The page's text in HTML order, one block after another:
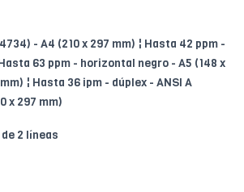
- A4 (210 x 297 mm) ¦ Hasta 42 ppm -
63 ppm - horizontal negro - A5 (148 x
¦ Hasta 36 ipm - dúplex - ANSI A
x 297 mm)
2 líneas